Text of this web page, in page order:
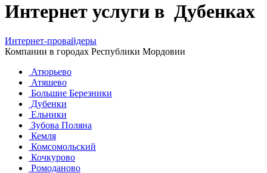
Интернет услуги в Дубенках
Интернет-провайдеры
Компании в городах Республики Мордовии
Атюрьево
Атяшево
Большие Березники
Дубенки
Ельники
Зубова Поляна
Кемля
Комсомольский
Кочкурово
Ромоданово